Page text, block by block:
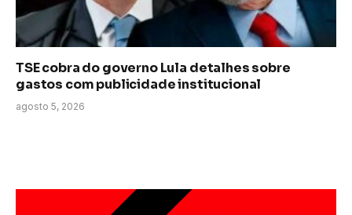
TSE cobra do governo Lula detalhes sobre
gastos com publicidade institucional
agosto 5, 2026